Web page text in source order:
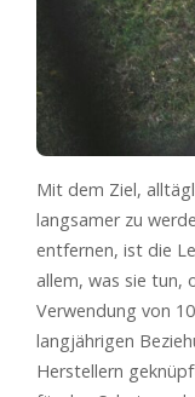
Mit dem Ziel,
langsamer zu
entfernen, ist die
allem, was sie tun,
Verwendung von
langjährigen
Herstellern